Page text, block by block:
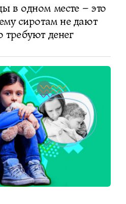
в одном месте – это
сиротам не дают
требуют денег